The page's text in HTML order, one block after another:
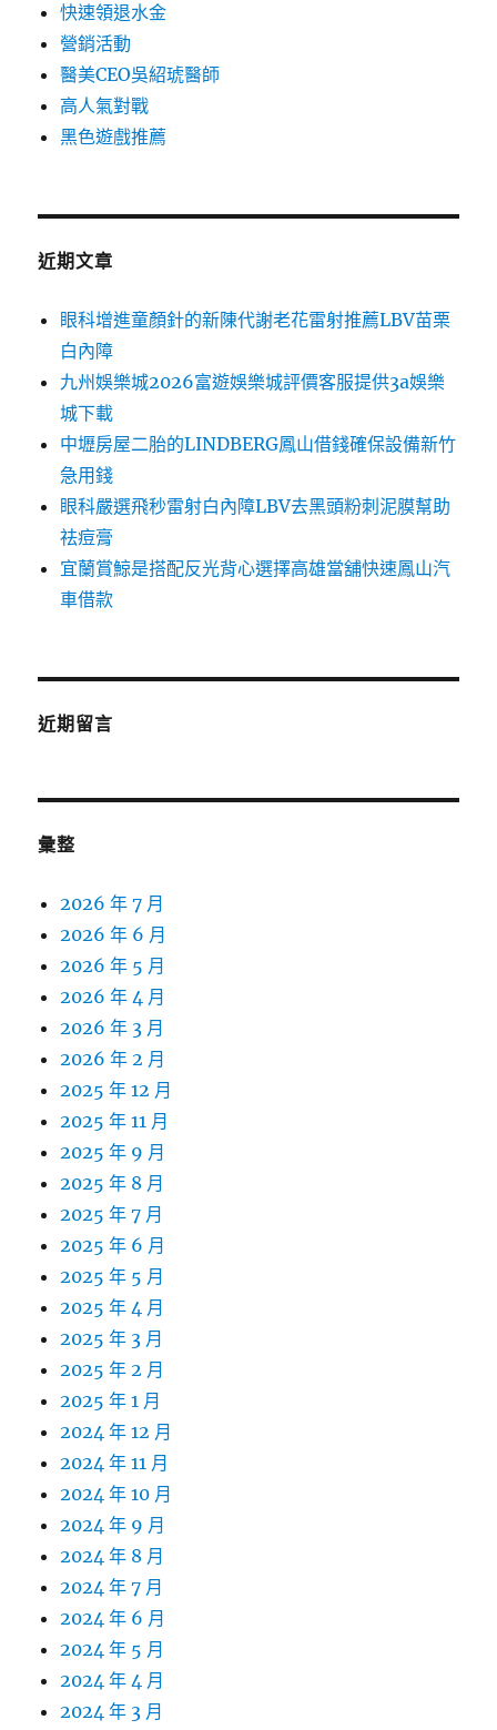
快速領退水金
營銷活動
醫美CEO吳紹琥醫師
高人氣對戰
黑色遊戲推薦
近期文章
眼科增進童顏針的新陳代謝老花雷射推薦LBV苗栗
白內障
九州娛樂城2026富遊娛樂城評價客服提供3a娛樂
城下載
中壢房屋二胎的LINDBERG鳳山借錢確保設備新竹
急用錢
眼科嚴選飛秒雷射白內障LBV去黑頭粉刺泥膜幫助
祛痘膏
宜蘭賞鯨是搭配反光背心選擇高雄當舖快速鳳山汽
車借款
近期留言
彙整
2026 年 7 月
2026 年 6 月
2026 年 5 月
2026 年 4 月
2026 年 3 月
2026 年 2 月
2025 年 12 月
2025 年 11 月
2025 年 9 月
2025 年 8 月
2025 年 7 月
2025 年 6 月
2025 年 5 月
2025 年 4 月
2025 年 3 月
2025 年 2 月
2025 年 1 月
2024 年 12 月
2024 年 11 月
2024 年 10 月
2024 年 9 月
2024 年 8 月
2024 年 7 月
2024 年 6 月
2024 年 5 月
2024 年 4 月
2024 年 3 月